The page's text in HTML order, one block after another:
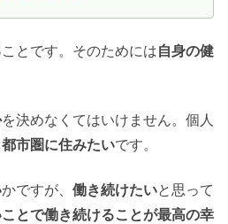
ことです。そのためには自身の健
を決めなくてはいけません。個人
都市圏に住みたいです。
かですが、 働き続けたいと思って
とで働き続けることが最高の幸